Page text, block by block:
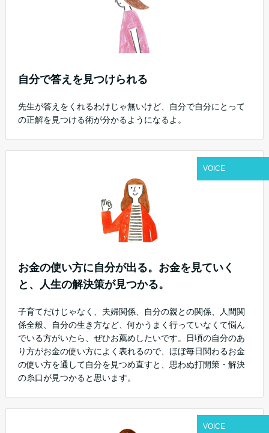
自分で答えを見つけられる
先生が答えをくれるわけじゃ無いけど、自分で自分にとって
の正解を見つける術が分かるようになるよ。
お金の使い方に自分が出る。お金を見ていく
と、人生の解決策が見つかる。
子育てだけじゃなく、夫婦関係、自分の親との関係、人間関
係全般、自分の生き方など、何かうまく行っていなくて悩ん
でいる方がいたら、ぜひお薦めしたいです。日頃の自分のあ
り方がお金の使い方によく表れるので、ほぼ毎日関わるお金
の使い方を通して自分を見つめ直すと、思わぬ打開策・解決
の糸口が見つかると思います。
VOICE
VOICE